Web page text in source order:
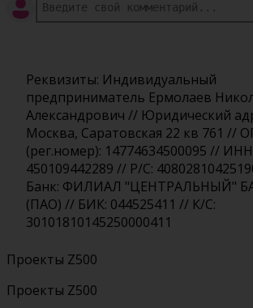
Реквизиты: Индивидуальный
предприниматель Ермолаев
Александрович // Юридический
Москва, Саратовская 22 кв 761 //
(рег.номер): 14774634500095 //
450109442289 // Р/С:
Банк: ФИЛИАЛ "ЦЕНТРАЛЬНЫЙ"
(ПАО) // БИК: 044525411 // К/С:
30101810145250000411
Проекты Z500
Проекты Z500